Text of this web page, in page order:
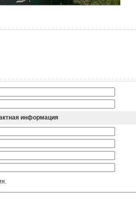
информация